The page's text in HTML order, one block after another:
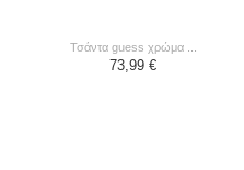
τσάντα guess χρώμα ...
73,99 €